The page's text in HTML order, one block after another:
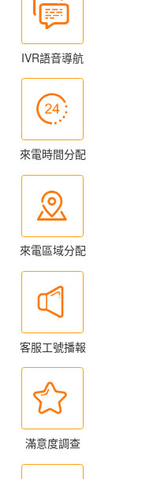
IVR語音導航
來電時間分配
來電區域分配
客服工號播報
滿意度調查